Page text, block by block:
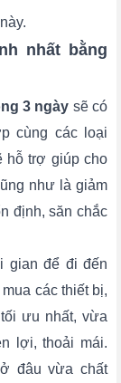
nhất bằng
3 ngày sẽ có
cùng các loại
hỗ trợ giúp cho
như là giảm
định, săn chắc
gian để đi đến
các thiết bị,
ưu nhất, vừa
lợi, thoải mái.
đâu vừa chất